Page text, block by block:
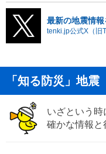
最新の地震情
tenki.jp公式X（旧
「知る防災」地震
いざという時
確かな情報と